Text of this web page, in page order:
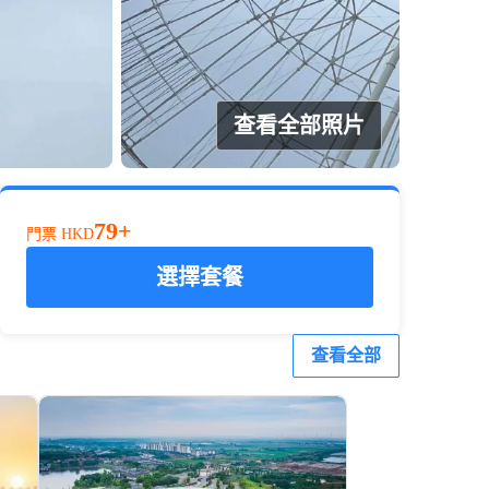
查看全部照片
門票 HKD79+
選擇套餐
查看全部